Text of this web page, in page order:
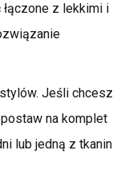
z lekkimi i
Jeśli chcesz
na komplet
lub jedną z tkanin